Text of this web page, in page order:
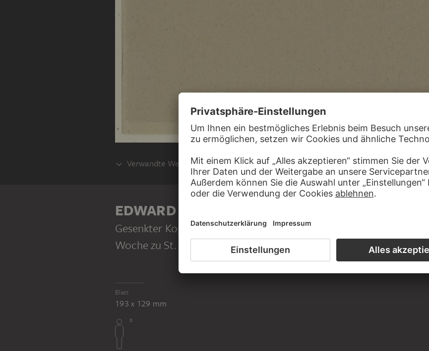
Verwandte Werke
TEIL DESSELBEN WERKPROZESSES
Ein Cardinal Penitenziario maggiore, in der heiligen Woche zu St. Peter in Rom
EDWARD VON STEINLE
Gesenkter Kopf eines Cardinal Penitenziario maggiore, in der heiligen
Woche zu St. Peter in Rom, ca. 1855
Blatt
193 x 129 mm